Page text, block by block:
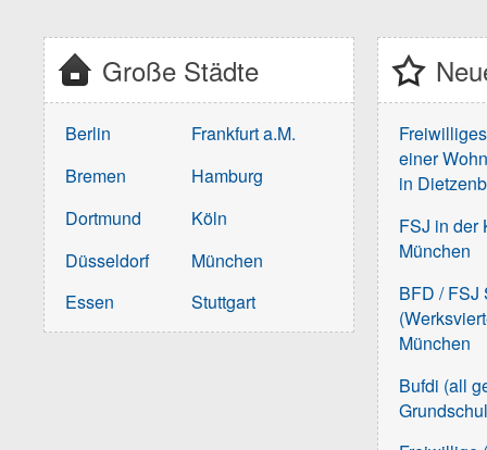
Große Städte
Berlin
Bremen
Dortmund
Düsseldorf
Essen
Frankfurt a.M.
Hamburg
Köln
München
Stuttgart
einer
in
FSJ in der
München
BFD / FSJ
München
Bufdi (all